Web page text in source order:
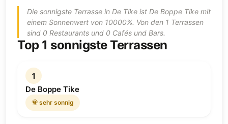
Die sonnigste Terrasse in De Tike ist De Boppe Tike mit
einem Sonnenwert von 10000%. Von den 1 Terrassen
sind 0 Restaurants und 0 Cafés und Bars.
Top 1 sonnigste Terrassen
1
De Boppe Tike
🌞 sehr sonnig